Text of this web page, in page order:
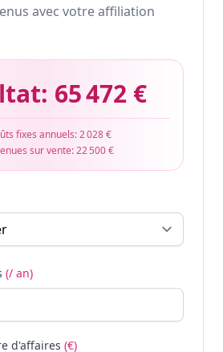
avec votre affiliation
65 472 €
fixes annuels:2 028 €
sur vente:22 500 €
(/ an)
d'affaires (€)